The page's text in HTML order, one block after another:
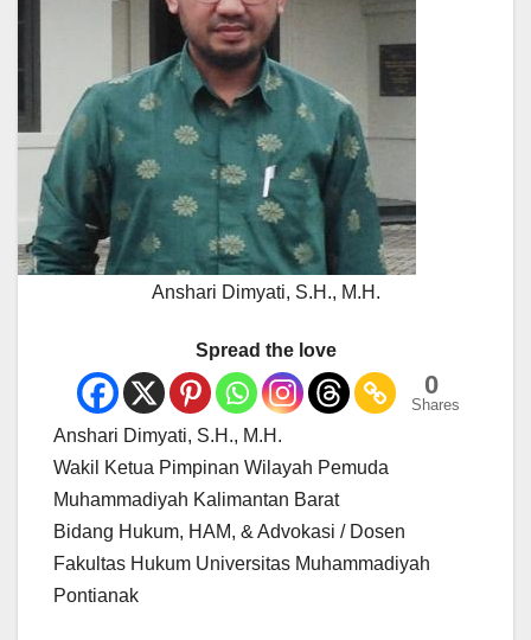
Anshari Dimyati, S.H., M.H.
Spread the love
0
Shares
Anshari Dimyati, S.H., M.H.
Wakil Ketua Pimpinan Wilayah Pemuda
Muhammadiyah Kalimantan Barat
Bidang Hukum, HAM, & Advokasi / Dosen
Fakultas Hukum Universitas Muhammadiyah
Pontianak